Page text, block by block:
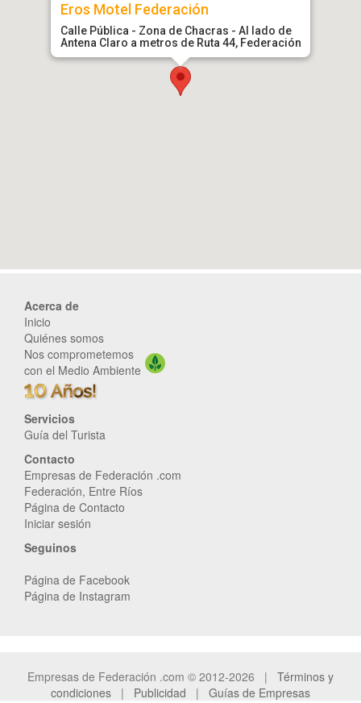
Eros Motel Federación
Calle Pública - Zona de Chacras - Al lado de
Antena Claro a metros de Ruta 44, Federación
Acerca de
Inicio
Quiénes somos
Nos comprometemos
con el Medio Ambiente
Servicios
Guía del Turista
Contacto
Empresas de Federación .com
Federación, Entre Ríos
Página de Contacto
Iniciar sesión
Seguinos
Página de Facebook
Página de Instagram
Empresas de Federación .com © 2012-2026 | Términos y
condiciones | Publicidad | Guías de Empresas